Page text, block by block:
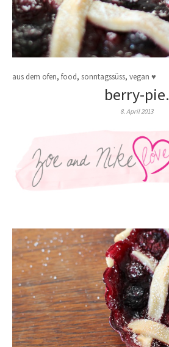
aus dem ofen, food, sonntagssüss, vegan ♥
berry-pie.
8. April 2013